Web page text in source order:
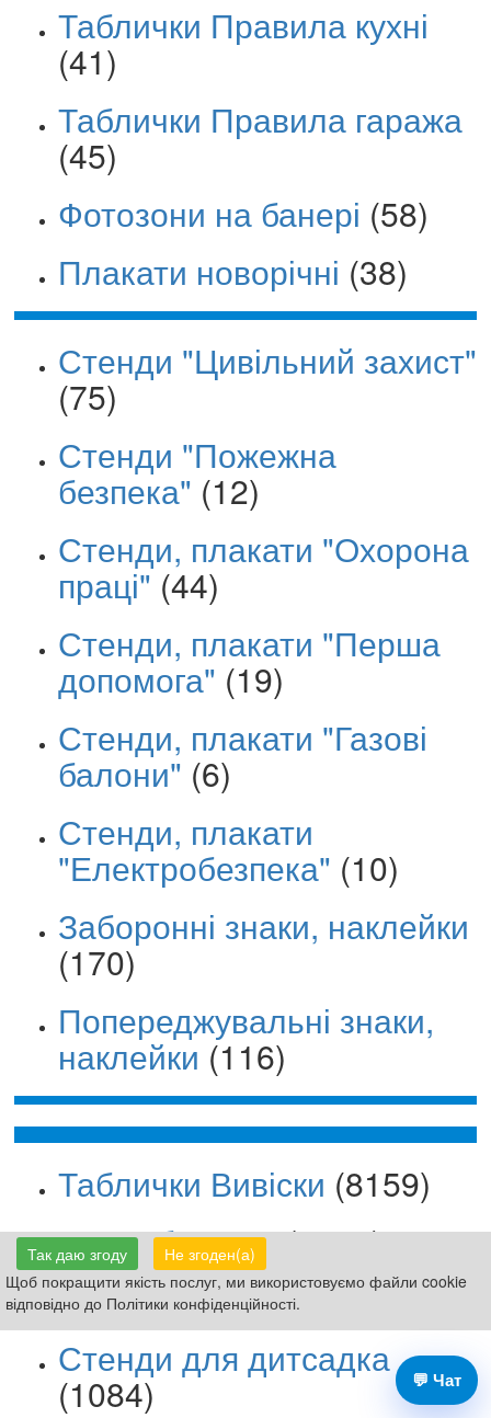
Так даю згоду
Не згоден(а)
Щоб покращити якість послуг, ми використовуємо файли cookie
відповідно до Політики конфіденційності.
Таблички Правила кухні
(41)
Таблички Правила гаража
(45)
Фотозони на банері (58)
Плакати новорічні (38)
Стенди "Цивільний захист"
(75)
Стенди "Пожежна
безпека" (12)
Стенди, плакати "Охорона
праці" (44)
Стенди, плакати "Перша
допомога" (19)
Стенди, плакати "Газові
балони" (6)
Стенди, плакати
"Електробезпека" (10)
Заборонні знаки, наклейки
(170)
Попереджувальні знаки,
наклейки (116)
Таблички Вивіски (8159)
Знаки безпеки(3151)
Стенди для школи(4399)
Стенди для дитсадка
(1084) 💬 Чат